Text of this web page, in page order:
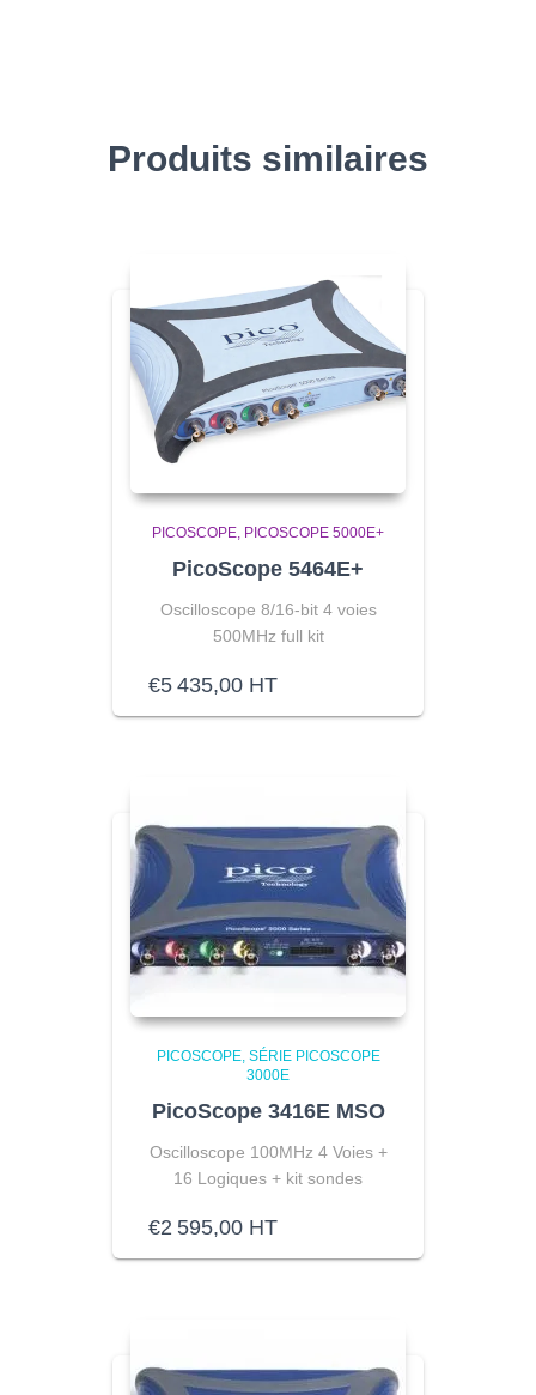
Produits similaires
PICOSCOPE PICOSCOPE 5000E+
PicoScope 5464E+
Oscilloscope 8/16-bit 4 voies
500MHz full kit
€5 435,00 HT
PICOSCOPE SÉRIE PICOSCOPE
3000E
PicoScope 3416E MSO
Oscilloscope 100MHz 4 Voies +
16 Logiques + kit sondes
€2 595,00 HT